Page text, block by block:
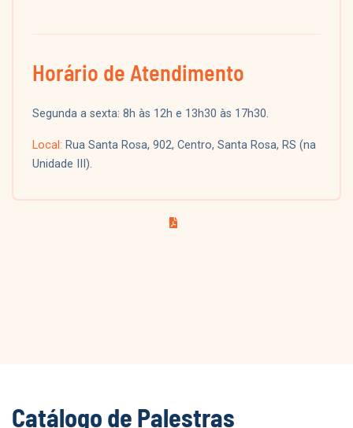
Horário de Atendimento
Segunda a sexta: 8h às 12h e 13h30 às 17h30.
Local: Rua Santa Rosa, 902, Centro, Santa Rosa, RS (na
Unidade III).
Catálogo de Palestras